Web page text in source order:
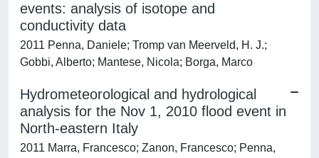
events: analysis of isotope and
conductivity data
2011 Penna, Daniele; Tromp van Meerveld, H. J.;
Gobbi, Alberto; Mantese, Nicola; Borga, Marco
Hydrometeorological and hydrological
analysis for the Nov 1, 2010 flood event in
North-eastern Italy
2011 Marra, Francesco; Zanon, Francesco; Penna,